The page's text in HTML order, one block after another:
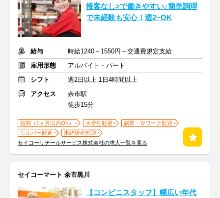
接客なし>で働きやすい♪簡単調理
で未経験も安心！週2~OK
給与
時給1240～1550円＋交通費規定支給
雇用形態
アルバイト・パート
シフト
週2日以上 1日4時間以上
アクセス
余市駅
徒歩15分
短期（1ヶ月以内OK） 大学生歓迎
副業・Ｗワーク歓迎
シルバー歓迎
未経験者歓迎
セイコーリテールサービス株式会社の求人一覧を見る
セイコーマート 余市黒川
【コンビニスタッフ】幅広い年代